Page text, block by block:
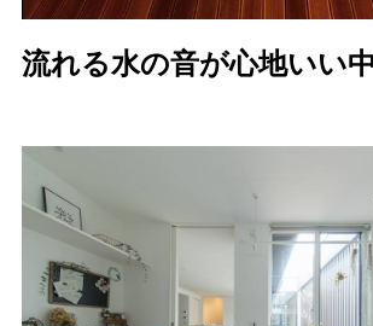
流れる水の音が心地いい